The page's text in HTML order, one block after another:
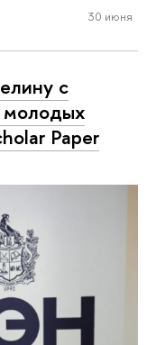
30 июня
с
молодых
Paper